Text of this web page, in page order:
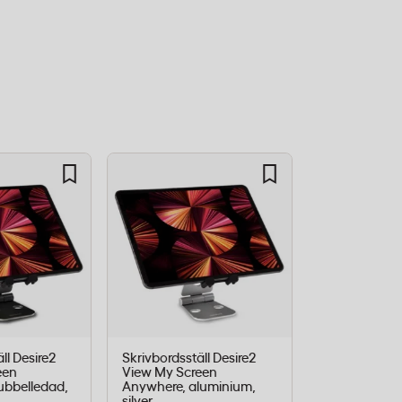
Desire2
Skrivbordsställ Desire2
View My Screen
Anywhere, aluminium,